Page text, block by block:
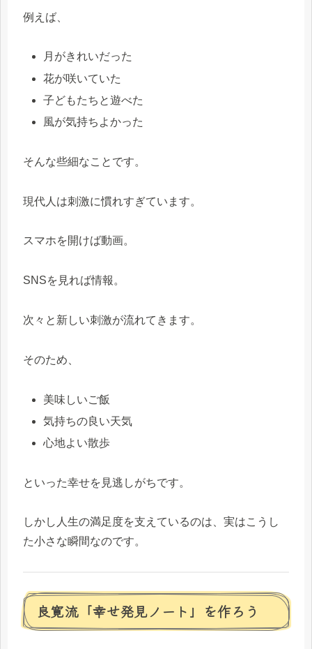
例えば、
月がきれいだった
花が咲いていた
子どもたちと遊べた
風が気持ちよかった
そんな些細なことです。
現代人は刺激に慣れすぎています。
スマホを開けば動画。
SNSを見れば情報。
次々と新しい刺激が流れてきます。
そのため、
美味しいご飯
気持ちの良い天気
心地よい散歩
といった幸せを見逃しがちです。
しかし人生の満足度を支えているのは、実はこうし
た小さな瞬間なのです。
良寛流「幸せ発見ノート」を作ろう